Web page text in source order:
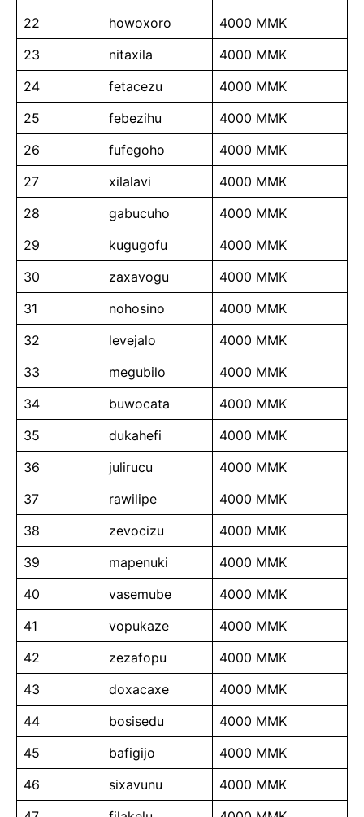
22
howoxoro
4000 MMK
23
nitaxila
4000 MMK
24
fetacezu
4000 MMK
25
febezihu
4000 MMK
26
fufegoho
4000 MMK
27
xilalavi
4000 MMK
28
gabucuho
4000 MMK
29
kugugofu
4000 MMK
30
zaxavogu
4000 MMK
31
nohosino
4000 MMK
32
levejalo
4000 MMK
33
megubilo
4000 MMK
34
buwocata
4000 MMK
35
dukahefi
4000 MMK
36
julirucu
4000 MMK
37
rawilipe
4000 MMK
38
zevocizu
4000 MMK
39
mapenuki
4000 MMK
40
vasemube
4000 MMK
41
vopukaze
4000 MMK
42
zezafopu
4000 MMK
43
doxacaxe
4000 MMK
44
bosisedu
4000 MMK
45
bafigijo
4000 MMK
46
sixavunu
4000 MMK